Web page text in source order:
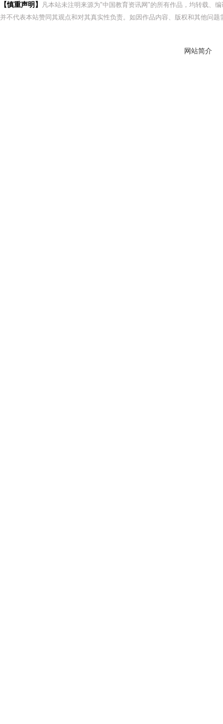
【慎重声明】
凡本站未注明来源为"中国教育资讯网"的所有作品，均转载、
并不代表本站赞同其观点和对其真实性负责。如因作品内容、版权和其他问
网站简介